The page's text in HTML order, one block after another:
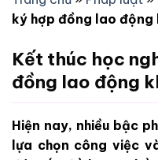
ký hợp đồng lao động
Kết thúc học
đồng lao động
Hiện nay, nhiều bậc
lựa chọn công việc